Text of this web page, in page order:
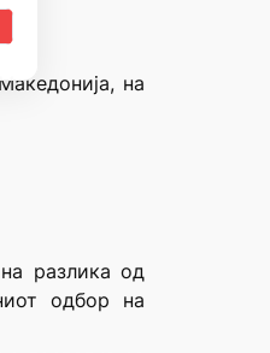
на
разлика од
одбор на